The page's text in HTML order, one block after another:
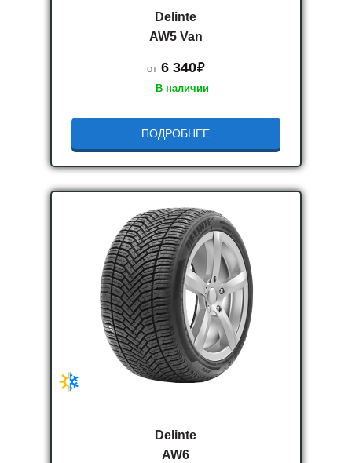
Delinte
AW5 Van
от 6 340руб.
В наличии
ПОДРОБНЕЕ
Delinte
AW6